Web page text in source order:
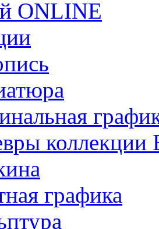
ONLINE
коллекции
графика